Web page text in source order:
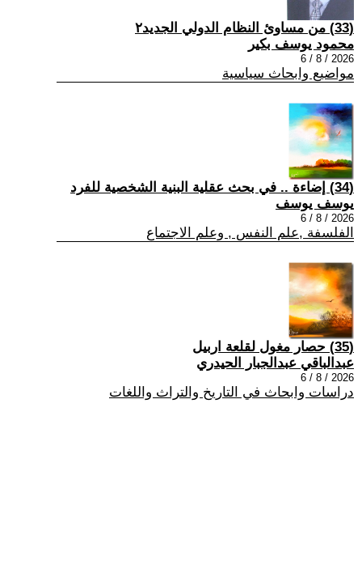
(33) من مساوئ النظام الدولي الجديد٢
محمود يوسف بكير
2026 / 8 / 6
مواضيع وابحاث سياسية
(34) إضاءة .. في بحث عقلية البنية الشخصية للفرد
يوسف يوسف
2026 / 8 / 6
الفلسفة ,علم النفس , وعلم الاجتماع
(35) حصار مغول لقلعة اربيل
عبدالباقي عبدالجبار الحيدري
2026 / 8 / 6
دراسات وابحاث في التاريخ والتراث واللغات